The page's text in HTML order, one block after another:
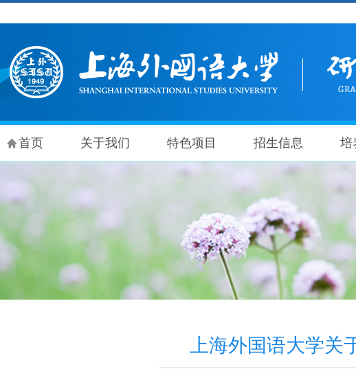
首页 关于我们 特色项目 招生信息 培
上海外国语大学关